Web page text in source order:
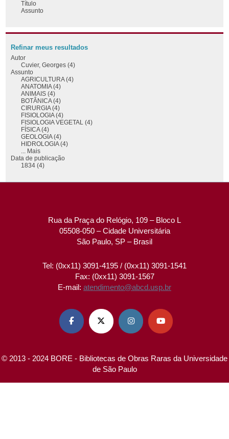
Título
Assunto
Refinar meus resultados
Autor
Cuvier, Georges (4)
Assunto
AGRICULTURA (4)
ANATOMIA (4)
ANIMAIS (4)
BOTÂNICA (4)
CIRURGIA (4)
FISIOLOGIA (4)
FISIOLOGIA VEGETAL (4)
FÍSICA (4)
GEOLOGIA (4)
HIDROLOGIA (4)
... Mais
Data de publicação
1834 (4)
Rua da Praça do Relógio, 109 – Bloco L
05508-050 – Cidade Universitária
São Paulo, SP – Brasil
Tel: (0xx11) 3091-4195 / (0xx11) 3091-1541
Fax: (0xx11) 3091-1567
E-mail: atendimento@abcd.usp.br
   
© 2013 - 2024 BORE - Bibliotecas de Obras Raras da Universidade
de São Paulo